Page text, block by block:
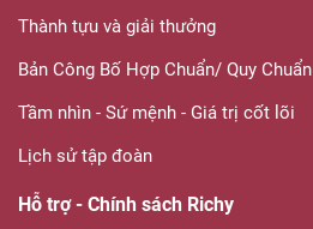
Thành tựu và giải thưởng
Bản Công Bố Hợp Chuẩn/ Quy Chuẩn
Tầm nhìn - Sứ mệnh - Giá trị cốt lõi
Lịch sử tập đoàn
Hỗ trợ - Chính sách Richy